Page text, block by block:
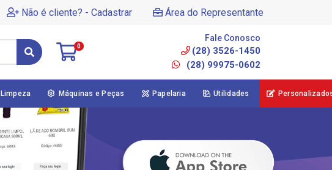
Não é cliente? - Cadastrar Área do Representante
0
Fale Conosco
(28) 3526-1450
(28) 99975-0602
Limpeza Máquinas e Peças Papelaria Utilidades